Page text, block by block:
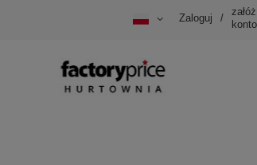
Zaloguj /
załóż
konto